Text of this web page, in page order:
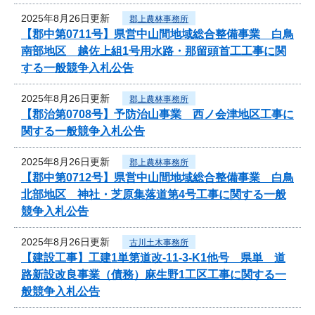
2025年8月26日更新 郡上農林事務所
【郡中第0711号】県営中山間地域総合整備事業 白鳥
南部地区 越佐上組1号用水路・那留頭首工工事に関
する一般競争入札公告
2025年8月26日更新 郡上農林事務所
【郡治第0708号】予防治山事業 西ノ会津地区工事に
関する一般競争入札公告
2025年8月26日更新 郡上農林事務所
【郡中第0712号】県営中山間地域総合整備事業 白鳥
北部地区 神社・芝原集落道第4号工事に関する一般
競争入札公告
2025年8月26日更新 古川土木事務所
【建設工事】工建1単第道改-11-3-K1他号 県単 道
路新設改良事業（債務）麻生野1工区工事に関する一
般競争入札公告